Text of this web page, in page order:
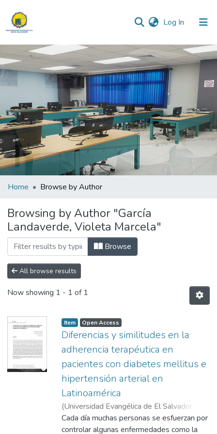
Log In (current)
Communities & Collections
All of DSpace
Home Browse by Author
Browsing by Author "García
Landaverde, Violeta Marcela"
Browse
All browse results
Now showing 1 - 1 of 1
Item Open Access
Diferencias y similitudes en la
adherencia terapéutica en
pacientes con diabetes mellitus e
hipertensión arterial en
Latinoamérica
(Universidad Evangélica de El Salvador,
2020-01)Calderón Barahona, Gabriela
Michelle;García Landaverde, Violeta
Cada día muchas personas se esfuerzan por
controlar algunas enfermedades como la